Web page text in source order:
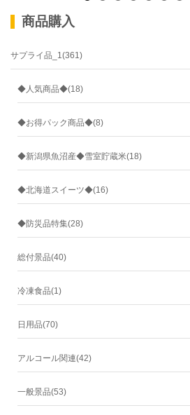
商品購入
サプライ品_1(361)
◆人気商品◆(18)
◆お得パック商品◆(8)
◆新潟県魚沼産◆雪室貯蔵米(18)
◆北海道スイーツ◆(16)
◆防災品特集(28)
総付景品(40)
冷凍食品(1)
日用品(70)
アルコール関連(42)
一般景品(53)